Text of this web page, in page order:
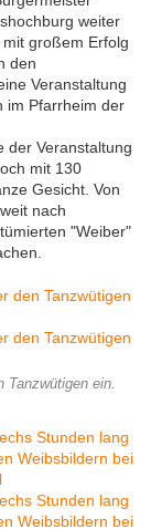
weiter
großem Erfolg
den
Veranstaltung
im Pfarrheim der
der Veranstaltung
mit 130
Gesicht. Von
nach
"Weiber"
Tanzwütigen ein.